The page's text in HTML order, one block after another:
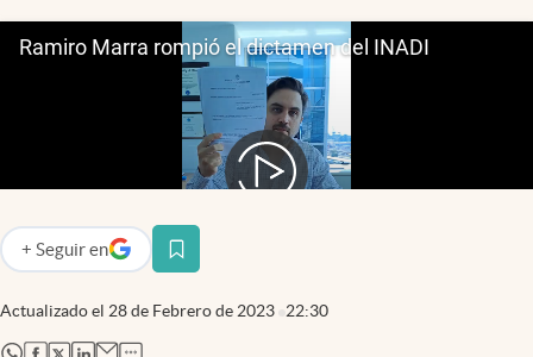
Argentina
Actualizado el 28 de Febrero de 2023 22:30
+ Seguir en
abre en nueva pestaña
abre en nueva pestaña
abre en nueva pestaña
abre en nueva pestaña
abre en nueva pestaña